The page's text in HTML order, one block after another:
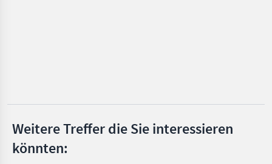
Alle 11
anzeigen
Weitere Treffer die Sie interessieren
könnten: